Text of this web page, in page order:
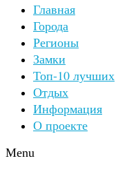
Главная
Города
Регионы
Замки
Топ-10 лучших
Отдых
Информация
О проекте
Menu